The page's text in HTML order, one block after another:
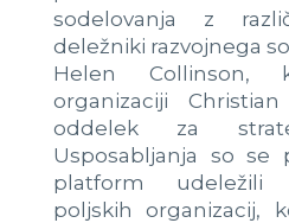
sodelovanja z
deležniki razvojnega
Helen Collinson,
organizaciji
oddelek za
Usposabljanja so se
platform udeležili
poljskih organizacij,